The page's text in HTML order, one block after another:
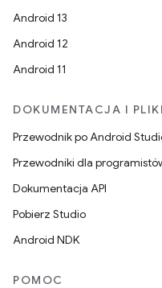
Android 13
Android 12
Android 11
DOKUMENTACJA I
Przewodnik po Android
Przewodniki dla
Dokumentacja API
Pobierz Studio
Android NDK
POMOC